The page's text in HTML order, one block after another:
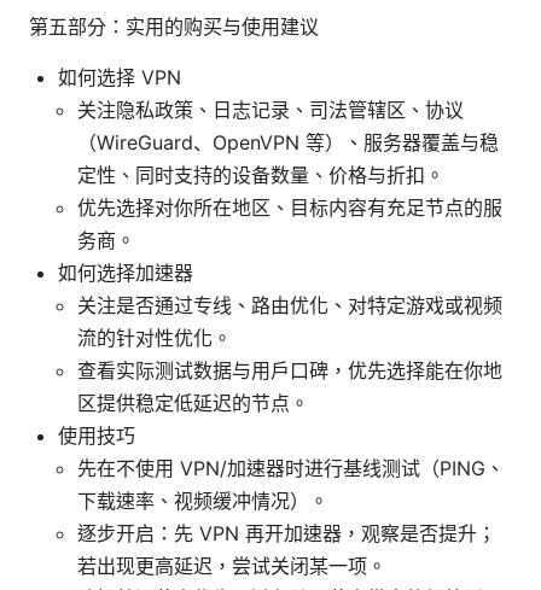
第五部分：实用的购买与使用建议
如何选择 VPN
关注隐私政策、日志记录、司法管辖区、协议
（WireGuard、OpenVPN 等）、服务器覆盖与稳
定性、同时支持的设备数量、价格与折扣。
优先选择对你所在地区、目标内容有充足节点的服
务商。
如何选择加速器
关注是否通过专线、路由优化、对特定游戏或视频
流的针对性优化。
查看实际测试数据与用户口碑，优先选择能在你地
区提供稳定低延迟的节点。
使用技巧
先在不使用 VPN/加速器时进行基线测试（PING、
下载速率、视频缓冲情况）。
逐步开启：先 VPN 再开加速器，观察是否提升；
若出现更高延迟，尝试关闭某一项。